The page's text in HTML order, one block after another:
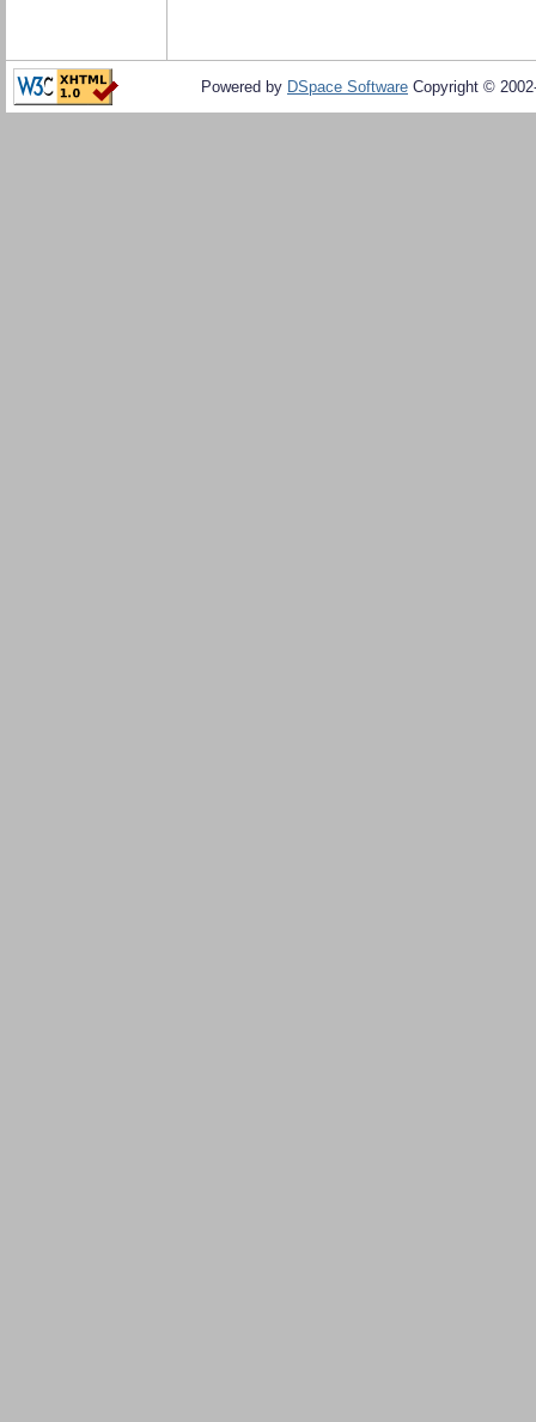
Powered by DSpace Software Copyright ©